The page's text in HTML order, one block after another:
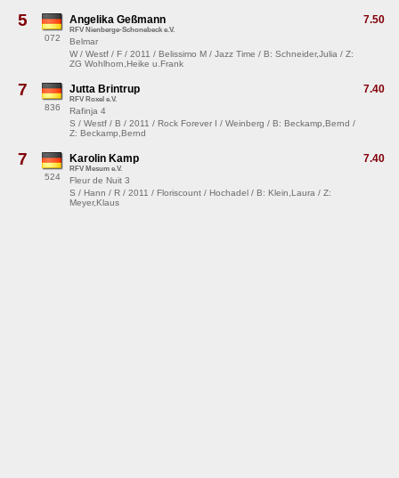
5
072
7.50
Angelika Geßmann
RFV Nienberge-Schonebeck e.V.
Belmar
W / Westf / F / 2011 / Belissimo M / Jazz Time / B: Schneider,Julia / Z:
ZG Wohlhorn,Heike u.Frank
7
836
7.40
Jutta Brintrup
RFV Roxel e.V.
Rafinja 4
S / Westf / B / 2011 / Rock Forever I / Weinberg / B: Beckamp,Bernd /
Z: Beckamp,Bernd
7
524
7.40
Karolin Kamp
RFV Mesum e.V.
Fleur de Nuit 3
S / Hann / R / 2011 / Floriscount / Hochadel / B: Klein,Laura / Z:
Meyer,Klaus